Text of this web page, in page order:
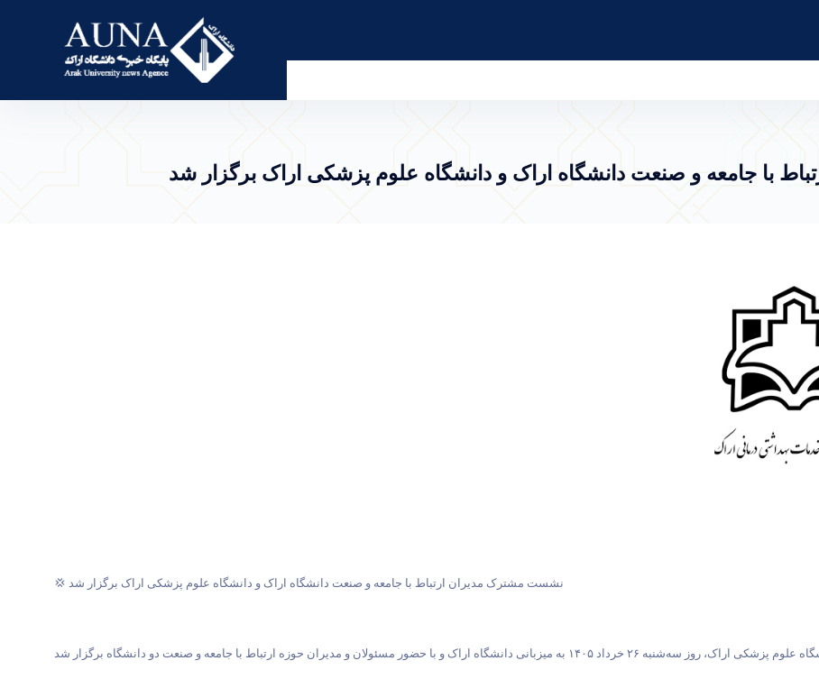
جامعه و صنعت دانشگاه اراک و دانشگاه علوم پزشکی اراک برگزار شد. - پرتال خبری دانشگاه اراک
💢 نشست مشترک مدیران ارتباط با جامعه و صنعت دانشگاه اراک و دانشگاه علوم پزشکی اراک برگزار شد